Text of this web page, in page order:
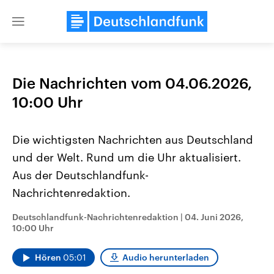
Close
Landtagswahl Sachsen-Anhalt
2026
Alle Informationen
September 2026 einen neuen
Landtag. Seit 2021 wird das
USA
Aktuelle Beiträge,
gehören die Vereinigten
den mächtigsten Ländern
Die Nachrichten vom 04.06.2026,
10:00 Uhr
Die wichtigsten Nachrichten aus Deutschland
und der Welt. Rund um die Uhr aktualisiert.
Aus der Deutschlandfunk-
Nachrichtenredaktion.
Deutschlandfunk-Nachrichtenredaktion | 04. Juni 2026,
10:00 Uhr
Hören 05:01 Audio herunterladen